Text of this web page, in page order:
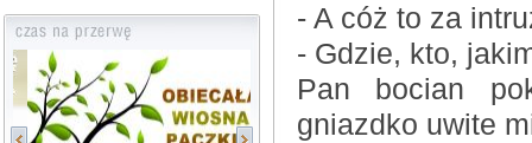
- A cóż to za
- Gdzie, kto,
Pan bocian
gniazdko uwite